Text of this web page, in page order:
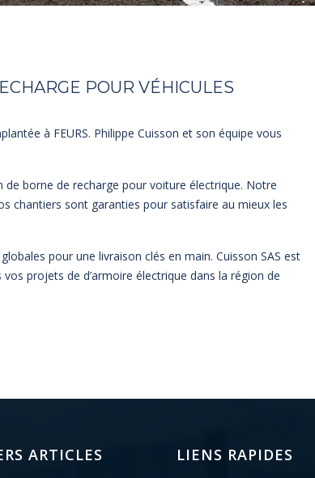
POUR VÉHICULES
à FEURS. Philippe Cuisson et son équipe vous
borne de recharge pour voiture électrique. Notre
chantiers sont garanties pour satisfaire au mieux les
pour une livraison clés en main. Cuisson SAS est
projets de d’armoire électrique dans la région de
ARTICLES LIENS RAPIDES